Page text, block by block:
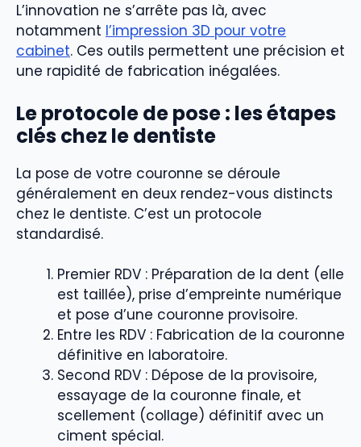
L’innovation ne s’arrête pas là, avec
notamment l’impression 3D pour votre
cabinet. Ces outils permettent une précision et
une rapidité de fabrication inégalées.
Le protocole de pose : les étapes
clés chez le dentiste
La pose de votre couronne se déroule
généralement en deux rendez-vous distincts
chez le dentiste. C’est un protocole
standardisé.
Premier RDV : Préparation de la dent (elle
est taillée), prise d’empreinte numérique
et pose d’une couronne provisoire.
Entre les RDV : Fabrication de la couronne
définitive en laboratoire.
Second RDV : Dépose de la provisoire,
essayage de la couronne finale, et
scellement (collage) définitif avec un
ciment spécial.